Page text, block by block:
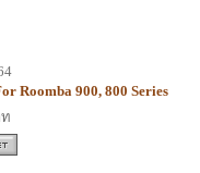
Roomba 900, 800 Series